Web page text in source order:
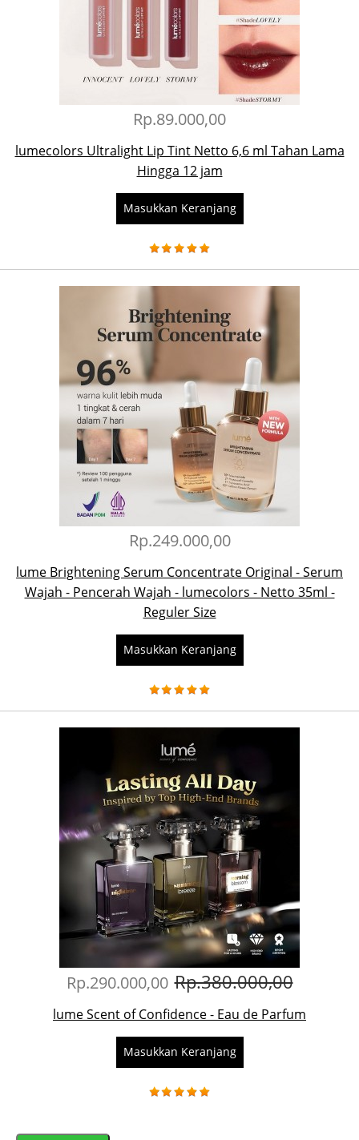
Rp.89.000,00
lumecolors Ultralight Lip Tint Netto 6,6 ml Tahan Lama
Hingga 12 jam
Masukkan Keranjang
Rp.249.000,00
lume Brightening Serum Concentrate Original - Serum
Wajah - Pencerah Wajah - lumecolors - Netto 35ml -
Reguler Size
Masukkan Keranjang
Rp.290.000,00 Rp.380.000,00
lume Scent of Confidence - Eau de Parfum
Masukkan Keranjang